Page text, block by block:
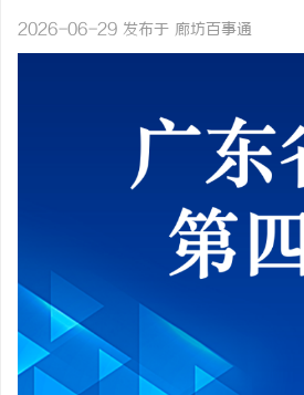
事会圆满召开
2026-06-29 发布于 廊坊百事通